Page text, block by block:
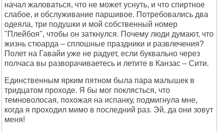
начал жаловаться, что не может уснуть, и что спиртное
слабое, и обслуживание паршивое. Потребовались два
одеяла, три подушки и мой собственный номер
"Плейбоя", чтобы он заткнулся. Почему люди думают, что
жизнь стюарда – сплошные праздники и развлечения?
Полет на Гавайи уже не радует, если буквально через
полчаса вы разворачиваетесь и летите в Канзас – Сити.
Единственным ярким пятном была пара малышек в
тридцатом проходе. Я бы мог поклясться, что
темноволосая, похожая на испанку, подмигнула мне,
когда я проходил мимо в последний раз. Эй, да они зовут
меня!